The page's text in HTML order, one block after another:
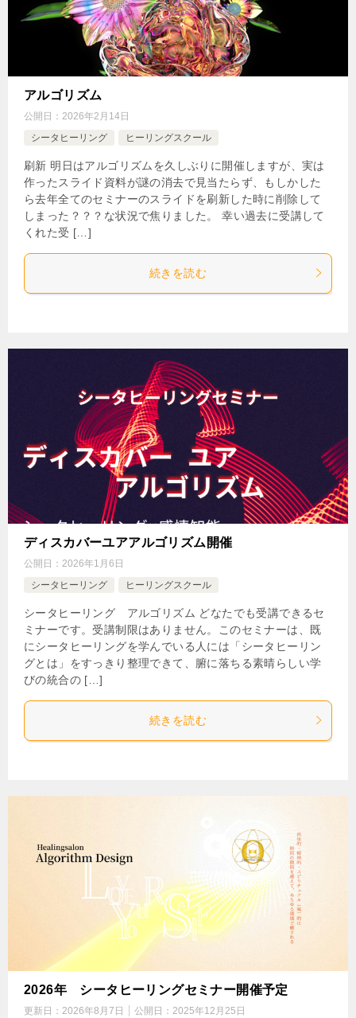
アルゴリズム
公開日： 2026年2月14日
シータヒーリング
ヒーリングスクール
刷新 明日はアルゴリズムを久しぶりに開催しますが、実は
作ったスライド資料が謎の消去で見当たらず、もしかした
ら去年全てのセミナーのスライドを刷新した時に削除して
しまった？？？な状況で焦りました。 幸い過去に受講して
くれた受 […]
続きを読む
ディスカバーユアアルゴリズム開催
公開日： 2026年1月6日
シータヒーリング
ヒーリングスクール
シータヒーリング アルゴリズム どなたでも受講できるセ
ミナーです。受講制限はありません。このセミナーは、既
にシータヒーリングを学んでいる人には「シータヒーリン
グとは」をすっきり整理できて、腑に落ちる素晴らしい学
びの統合の […]
続きを読む
2026年 シータヒーリングセミナー開催予定
更新日： 2026年8月7日 公開日： 2025年12月25日